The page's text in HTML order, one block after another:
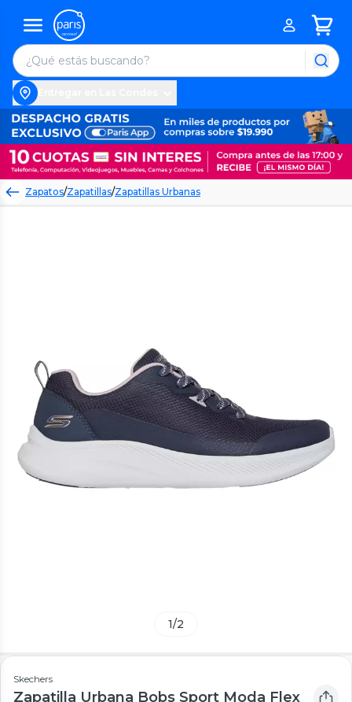
Zapatos/Zapatillas/Zapatillas Urbanas
1/2
Skechers
Zapatilla Urbana Bobs Sport Moda Flex